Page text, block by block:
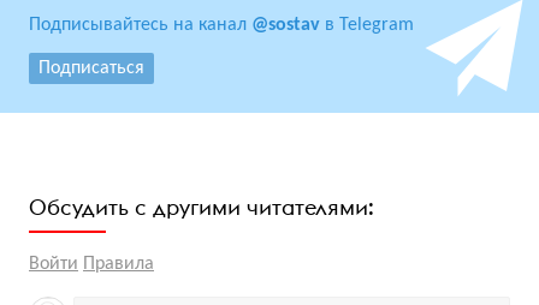
Подписывайтесь на канал @sostav в Telegram
Подписаться
Обсудить с другими читателями:
Войти Правила